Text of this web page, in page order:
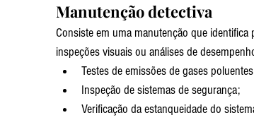
Manutenção detectiva
Consiste em uma manutenção que
inspeções visuais ou análises de
Testes de emissões de gases
Inspeção de sistemas de segurança;
Verificação da estanqueidade do